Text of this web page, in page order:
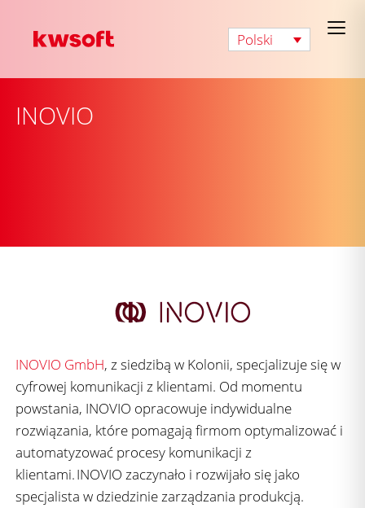
Polski
INOVIO
INOVIO GmbH, z siedzibą w Kolonii, specjalizuje się w
cyfrowej komunikacji z klientami. Od momentu
powstania, INOVIO opracowuje indywidualne
rozwiązania, które pomagają firmom optymalizować i
automatyzować procesy komunikacji z
klientami. INOVIO zaczynało i rozwijało się jako
specjalista w dziedzinie zarządzania produkcją.